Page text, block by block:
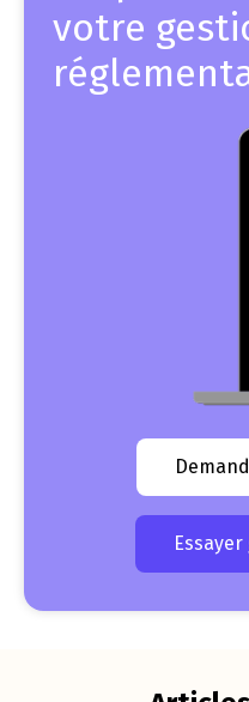
votre